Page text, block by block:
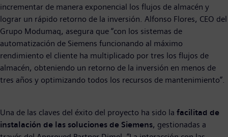
incrementar de manera exponencial los flujos de almacén y
lograr un rápido retorno de la inversión. Alfonso Flores, CEO del
Grupo Modumaq, asegura que “con los sistemas de
automatización de Siemens funcionando al máximo
rendimiento el cliente ha multiplicado por tres los flujos de
almacén, obteniendo un retorno de la inversión en menos de
tres años y optimizando todos los recursos de mantenimiento”.
Una de las claves del éxito del proyecto ha sido la facilitad de
instalación de las soluciones de Siemens, gestionadas a